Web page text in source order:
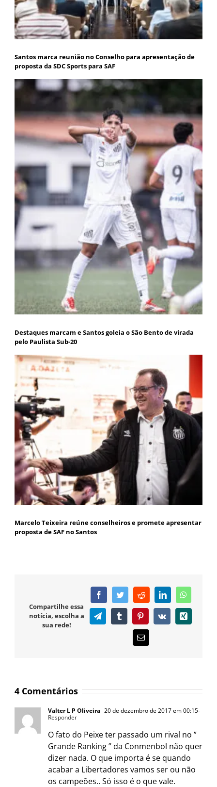
Santos marca reunião no Conselho para apresentação de
proposta da SDC Sports para SAF
Destaques marcam e Santos goleia o São Bento de virada
pelo Paulista Sub-20
Marcelo Teixeira reúne conselheiros e promete apresentar
proposta de SAF no Santos
Compartilhe essa
notícia, escolha a
sua rede!
FacebookTwitterRedditLinkedIn
TelegramTumblr PinterestVk Xing
E-
mail
4 Comentários
Valter L P Oliveira 20 de dezembro de 2017 em 00:15-
Responder
O fato do Peixe ter passado um rival no ”
Grande Ranking ” da Conmenbol não quer
dizer nada. O que importa é se quando
acabar a Libertadores vamos ser ou não
os campeões.. Só isso é o que vale.